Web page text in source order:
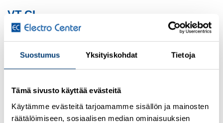
Suostumus Yksityiskohdat Tietoja
Tämä sivusto käyttää evästeitä
Käytämme evästeitä tarjoamamme sisällön ja mainosten
räätälöimiseen, sosiaalisen median ominaisuuksien
VT CL
Kirjaudu sisään nähdäksesi hinnat ja käyttääksesi
Osasto:Uudet tuotteet